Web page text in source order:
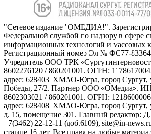
"Сетевое издание "ОМЕДИА!".
Федеральной службой по надзору в сфере
информационных технологий и массовых
Регистрационный номер Эл № ФС77-83364
Учредитель ООО ТРК
8602276120 / 860201001. ОГРН:
адрес: 628403, ХМАО-Югра, город Сургут,
Победы, 27/2. Партнер ООО «ОМедиа».
8602303021 / 860201001. ОГРН:
адрес: 628408, ХМАО-Югра, город Сургут,
д. 15, помещение 301. Главный редактор:
+7(3462) 22-12-11 (доб.6109), site@in-
старше 16 лет. Все права на любые